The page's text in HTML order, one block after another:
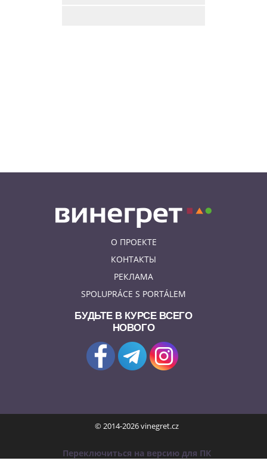
О ПРОЕКТЕ
КОНТАКТЫ
РЕКЛАМА
SPOLUPRÁCE S PORTÁLEM
БУДЬТЕ В КУРСЕ ВСЕГО
НОВОГО
© 2014-2026 vinegret.cz
Переключиться на версию для ПК